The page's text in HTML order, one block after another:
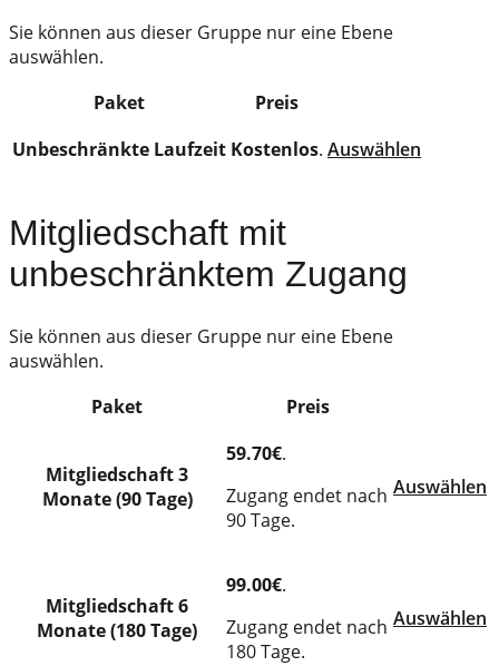
Sie können aus dieser Gruppe nur eine Ebene
auswählen.
Paket
Preis
Unbeschränkte Laufzeit Kostenlos. Auswählen
Mitgliedschaft mit
unbeschränktem Zugang
Sie können aus dieser Gruppe nur eine Ebene
auswählen.
Paket
Preis
Mitgliedschaft 3
Monate (90 Tage)
59.70€.
Zugang endet nach
90 Tage.
Auswählen
Mitgliedschaft 6
Monate (180 Tage)
99.00€.
Zugang endet nach
180 Tage.
Auswählen